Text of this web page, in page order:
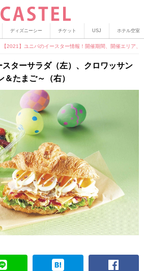
ディズニーシー チケット USJ ホテル空室
【2021】ユニバのイースター情報！開催期間、開催エリア
ターサラダ（左）、クロワッサン
たまご～（右）